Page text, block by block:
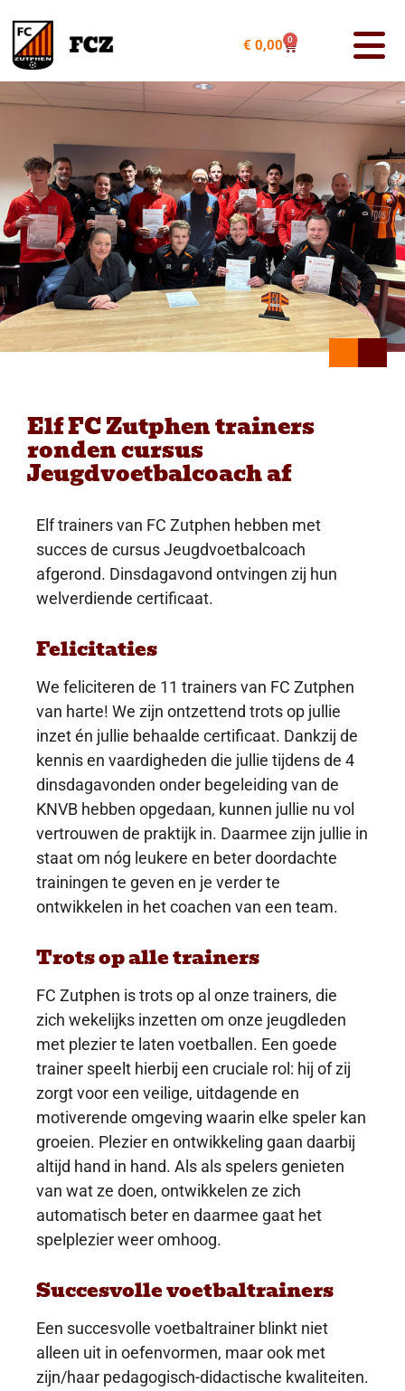
€ 0,00 0
Elf FC Zutphen trainers
ronden cursus
Jeugdvoetbalcoach af
Elf trainers van FC Zutphen hebben met
succes de cursus Jeugdvoetbalcoach
afgerond. Dinsdagavond ontvingen zij hun
welverdiende certificaat.
Felicitaties
We feliciteren de 11 trainers van FC Zutphen
van harte! We zijn ontzettend trots op jullie
inzet én jullie behaalde certificaat. Dankzij de
kennis en vaardigheden die jullie tijdens de 4
dinsdagavonden onder begeleiding van de
KNVB hebben opgedaan, kunnen jullie nu vol
vertrouwen de praktijk in. Daarmee zijn jullie in
staat om nóg leukere en beter doordachte
trainingen te geven en je verder te
ontwikkelen in het coachen van een team.
Trots op alle trainers
FC Zutphen is trots op al onze trainers, die
zich wekelijks inzetten om onze jeugdleden
met plezier te laten voetballen. Een goede
trainer speelt hierbij een cruciale rol: hij of zij
zorgt voor een veilige, uitdagende en
motiverende omgeving waarin elke speler kan
groeien. Plezier en ontwikkeling gaan daarbij
altijd hand in hand. Als als spelers genieten
van wat ze doen, ontwikkelen ze zich
automatisch beter en daarmee gaat het
spelplezier weer omhoog.
Succesvolle voetbaltrainers
Een succesvolle voetbaltrainer blinkt niet
alleen uit in oefenvormen, maar ook met
zijn/haar pedagogisch-didactische kwaliteiten.